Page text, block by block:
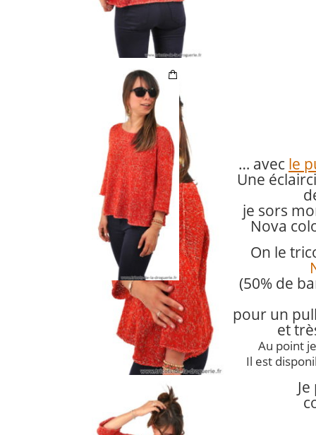
… avec le
Une
je sors
Nova
On le
(50% de
pour un
et
Au point
Il est